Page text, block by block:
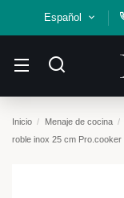
Español
Inicio Menaje de cocina
roble inox 25 cm Pro.cooker